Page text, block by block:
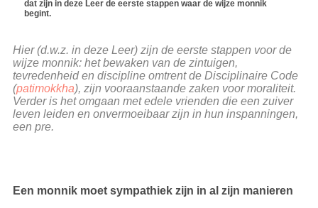
dat zijn in deze Leer de eerste stappen waar de wijze monnik
begint.
Hier (d.w.z. in deze Leer) zijn de eerste stappen voor de
wijze monnik: het bewaken van de zintuigen,
tevredenheid en discipline omtrent de Disciplinaire Code
(patimokkha), zijn vooraanstaande zaken voor moraliteit.
Verder is het omgaan met edele vrienden die een zuiver
leven leiden en onvermoeibaar zijn in hun inspanningen,
een pre.
Een monnik moet sympathiek zijn in al zijn manieren